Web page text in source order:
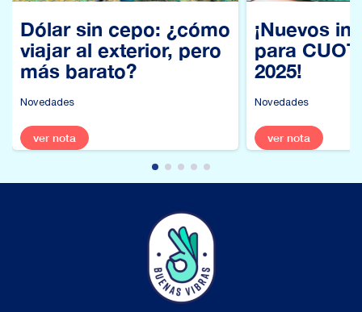
Dólar sin cepo: ¿cómo
viajar al exterior, pero
más barato?
Novedades
ver nota
¡Nuevos
para
2025!
Novedades
ver nota